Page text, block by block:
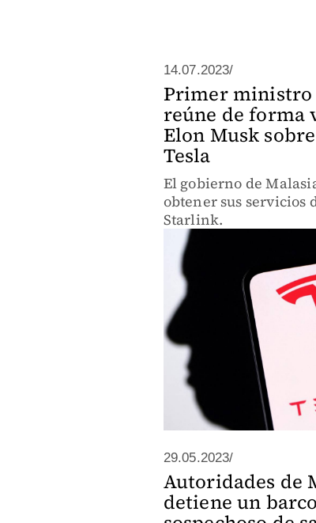
14.07.2023/
Primer ministro
reúne de forma
Elon Musk
Tesla
El gobierno de
obtener sus servicios
Starlink.
29.05.2023/
Autoridades de
detiene un